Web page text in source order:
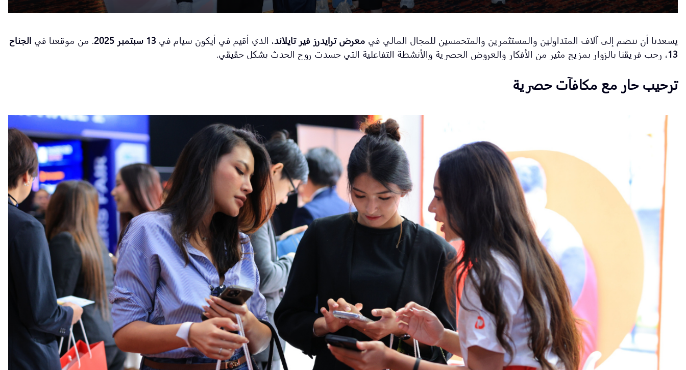
يسعدنا أن ننضم إلى آلاف المتداولين والمستثمرين والمتحمسين للمجال المالي في معرض ترايدرز فير تايلاند، الذي أقيم في أيكون سيام في 13 سبتمبر 2025 . من موقعنا في الجناح
13، رحب فريقنا بالزوار بمزيج مثير من الأفكار والعروض الحصرية والأنشطة التفاعلية التي جسدت روح الحدث بشكل حقيقي.
ترحيب حار مع مكافآت حصرية